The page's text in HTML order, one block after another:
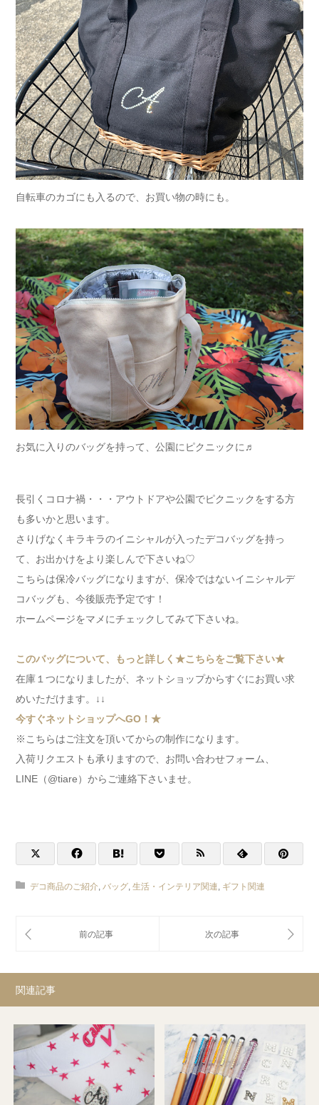
自転車のカゴにも入るので、お買い物の時にも。
お気に入りのバッグを持って、公園にピクニックに♬
長引くコロナ禍・・・アウトドアや公園でピクニックをする方
も多いかと思います。
さりげなくキラキラのイニシャルが入ったデコバッグを持っ
て、お出かけをより楽しんで下さいね♡
こちらは保冷バッグになりますが、保冷ではないイニシャルデ
コバッグも、今後販売予定です！
ホームページをマメにチェックしてみて下さいね。
このバッグについて、もっと詳しく★こちらをご覧下さい★
在庫１つになりましたが、ネットショップからすぐにお買い求
めいただけます。↓↓
今すぐネットショップへGO！★
※こちらはご注文を頂いてからの制作になります。
入荷リクエストも承りますので、お問い合わせフォーム、
LINE（@tiare）からご連絡下さいませ。
デコ商品のご紹介, バッグ, 生活・インテリア関連, ギフト関連
関連記事